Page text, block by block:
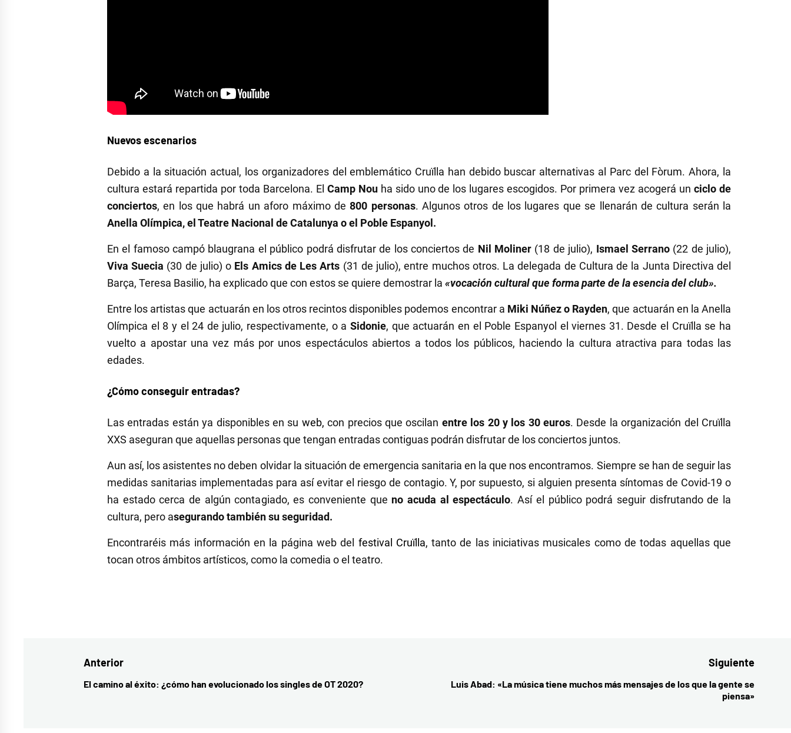
Nuevos escenarios
Debido a la situación actual, los organizadores del emblemático Cruïlla han debido buscar alternativas al Parc del Fòrum. Ahora, la
cultura estará repartida por toda Barcelona. El Camp Nouha sido uno de los lugares escogidos. Por primera vez acogerá un ciclo de
conciertos, en los que habrá un aforo máximo de800 personas. Algunos otros de los lugares que se llenarán de cultura serán la
Anella Olímpica, el Teatre Nacional de Catalunya o el Poble Espanyol.
En el famoso campó blaugrana el público podrá disfrutar de los conciertos de Nil Moliner (18 de julio), Ismael Serrano(22 de julio),
Viva Suecia (30 de julio) o Els Amics de Les Arts (31 de julio), entre muchos otros. La delegada de Cultura de la Junta Directiva del
Barça, Teresa Basilio, ha explicado que con estos se quiere demostrar la «vocación cultural que forma parte de la esencia del club».
Entre los artistas que actuarán en los otros recintos disponibles podemos encontrar a Miki Núñez o Rayden, que actuarán en la Anella
Olímpica el 8 y el 24 de julio, respectivamente, o aSidonie, que actuarán en el Poble Espanyol el viernes 31. Desde el Cruïlla se ha
vuelto a apostar una vez más por unos espectáculos abiertos a todos los públicos, haciendo la cultura atractiva para todas las
edades.
¿Cómo conseguir entradas?
Las entradas están ya disponibles en su web, con precios que oscilan entre los 20 y los 30 euros. Desde la organización del Cruïlla
XXS aseguran que aquellas personas que tengan entradas contiguas podrán disfrutar de los conciertos juntos.
Aun así, los asistentes no deben olvidar la situación de emergencia sanitaria en la que nos encontramos. Siempre se han de seguir las
medidas sanitarias implementadas para así evitar el riesgo de contagio. Y, por supuesto, si alguien presenta síntomas de Covid-19 o
ha estado cerca de algún contagiado, es conveniente que no acuda al espectáculo. Así el público podrá seguir disfrutando de la
cultura, pero asegurando también su seguridad.
Encontraréis más información en la página web del festival Cruïlla, tanto de las iniciativas musicales como de todas aquellas que
tocan otros ámbitos artísticos, como la comedia o el teatro.
conciertos
Covid-
Navegación
de
Anterior
Entrada
El camino al éxito: ¿cómo han evolucionado los singles de OT 2020?
Siguiente
Entrada
Luis Abad: «La música tiene muchos más mensajes de los que la gente se
piensa»